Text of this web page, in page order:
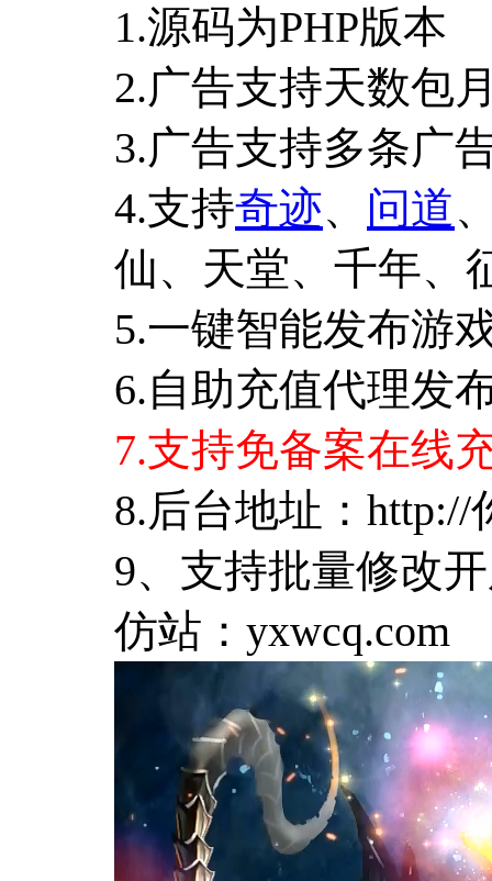
1.源码为PHP版本
2.广告支持天数包
3.广告支持多条广
4.支持奇迹、 问道
仙、天堂、千年、
5.一键智能发布游
6.自助充值代理发
7.支持免备案在线
8.后台地址：
9、支持批量修改
仿站： yxwcq.com